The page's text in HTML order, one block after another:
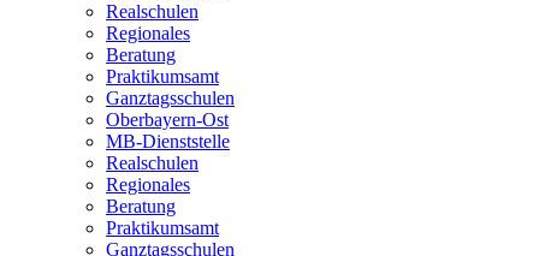
Realschulen
Regionales
Beratung
Praktikumsamt
Ganztagsschulen
Oberbayern-Ost
MB-Dienststelle
Realschulen
Regionales
Beratung
Praktikumsamt
Ganztagsschulen